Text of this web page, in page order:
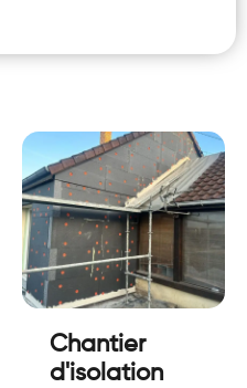
Chantier
d'isolation